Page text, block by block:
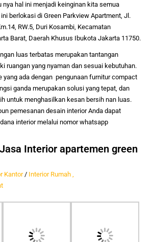
nya hal ini menjadi keinginan kita semua
berlokasi di Green Parkview Apartment, Jl.
RW.5, Duri Kosambi, Kecamatan
Barat, Daerah Khusus Ibukota Jakarta 11750.
luas terbatas merupakan tantangan
ruangan yang nyaman dan sesuai kebutuhan.
yang ada dengan pengunaan furnitur compact
ganda merupakan solusi yang tepat, dan
untuk menghasilkan kesan bersih nan luas.
pemesanan desain interior Anda dapat
interior melalui nomor whatsapp
Interior apartemen green
Kantor/ Interior Rumah ,